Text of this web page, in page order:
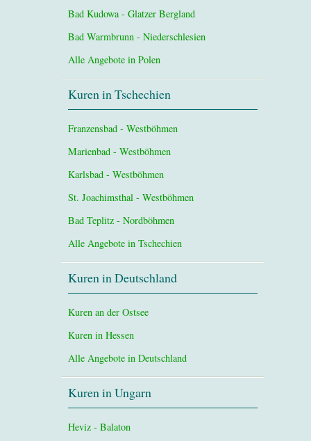
Bad Kudowa - Glatzer Bergland
Bad Warmbrunn - Niederschlesien
Alle Angebote in Polen
Kuren in Tschechien
Franzensbad - Westböhmen
Marienbad - Westböhmen
Karlsbad - Westböhmen
St. Joachimsthal - Westböhmen
Bad Teplitz - Nordböhmen
Alle Angebote in Tschechien
Kuren in Deutschland
Kuren an der Ostsee
Kuren in Hessen
Alle Angebote in Deutschland
Kuren in Ungarn
Heviz - Balaton